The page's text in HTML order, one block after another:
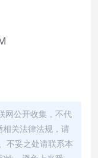
网公开收集，不代
关法律法规，请
不妥之处请联系本